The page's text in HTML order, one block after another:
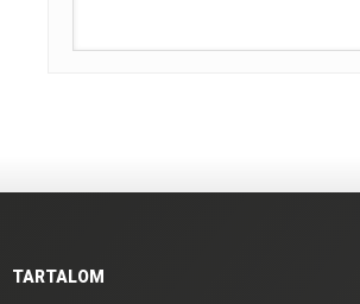
TARTALOM